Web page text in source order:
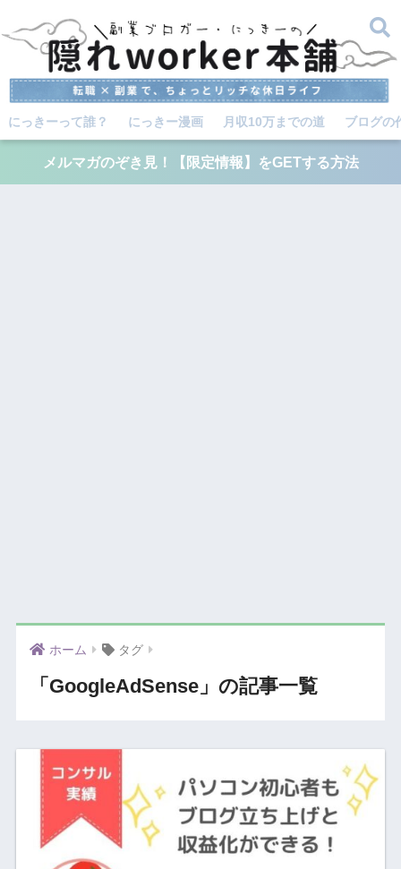
にっきーって誰？ にっきー漫画 月収10万までの道 ブログの
メルマガのぞき見！【限定情報】をGETする方法
ホーム タグ
「GoogleAdSense」の記事一覧